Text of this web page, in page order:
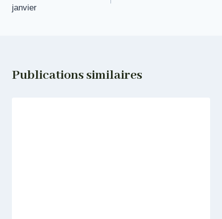
janvier
Publications similaires